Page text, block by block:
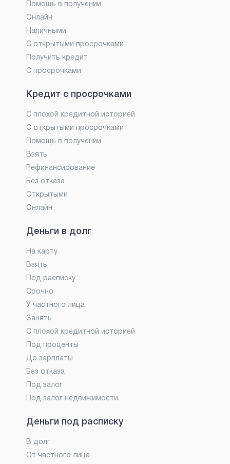
Помощь в получении
Онлайн
Наличными
С открытыми просрочками
Получить кредит
С просрочками
Кредит с просрочками
С плохой кредитной историей
С открытыми просрочками
Помощь в получении
Взять
Рефинансирование
Без отказа
Открытыми
Онлайн
Деньги в долг
На карту
Взять
Под расписку
Срочно
У частного лица
Занять
С плохой кредитной историей
Под проценты
До зарплаты
Без отказа
Под залог
Под залог недвижимости
Деньги под расписку
В долг
От частного лица